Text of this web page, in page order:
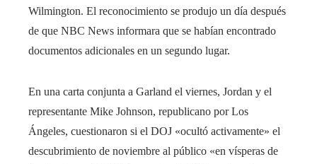
Wilmington. El reconocimiento se produjo un día después
de que NBC News informara que se habían encontrado
documentos adicionales en un segundo lugar.
En una carta conjunta a Garland el viernes, Jordan y el
representante Mike Johnson, republicano por Los
Ángeles, cuestionaron si el DOJ «ocultó activamente» el
descubrimiento de noviembre al público «en vísperas de